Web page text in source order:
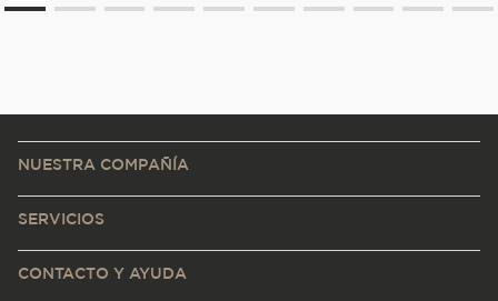
NUESTRA COMPAÑÍA
SERVICIOS
CONTACTO Y AYUDA